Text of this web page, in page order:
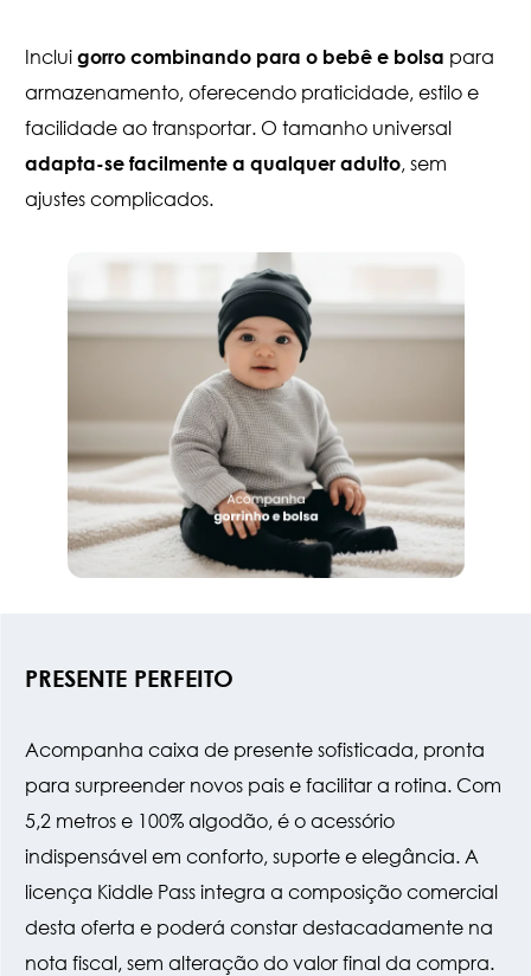
Inclui gorro combinando para o bebê e bolsa para
armazenamento, oferecendo praticidade, estilo e
facilidade ao transportar. O tamanho universal
adapta-se facilmente a qualquer adulto, sem
ajustes complicados.
PRESENTE PERFEITO
Acompanha caixa de presente sofisticada, pronta
para surpreender novos pais e facilitar a rotina. Com
5,2 metros e 100% algodão, é o acessório
indispensável em conforto, suporte e elegância. A
licença Kiddle Pass integra a composição comercial
desta oferta e poderá constar destacadamente na
nota fiscal, sem alteração do valor final da compra.